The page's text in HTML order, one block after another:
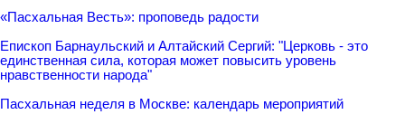
«Пасхальная Весть»: проповедь радости
Епископ Барнаульский и Алтайский Сергий: "Церковь - это
единственная сила, которая может повысить уровень
нравственности народа"
Пасхальная неделя в Москве: календарь мероприятий